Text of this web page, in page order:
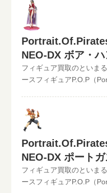
取査定可能!!状態も（開
す。下記のような入力方
といまる。開催中の買取
P.O.P（
↓ハイクオリティフィギ
る。その他【POP】【フ
ピースフィギュア買取価
定の仮買取査定金額に納
込みフォームからお申込
無料の宅配キットが届い
いものが売れます！宅配
からでもお買取り可能で
など全て無料です。JAN
取査定可能!!状態も（開
す。下記のような入力方
といまる。開催中の買取
査定は全て最新の相場で
安心ください。》
NEO-DX クロコダイル
格は4,000円（未開封の
ック・ワークス社長
気エピソード『アラバス
に渡って破るなど、非常
の最新買取価格はコチラ
の頂点P.O.P買取ならと
コチラから↓かんたん買
たら、無料宅配キット申
ださい。といまるから送
ら、ダンボールに商品を
NEO-DX ボア・
フィギュア買取のといま
ースフィギュアP.O.P（
査定は全て最新の相場で
安心ください。》
NEO-DX ボア・ハンコッ
取価格は3,000円（未開
望の海賊女帝が登場。王
賊団船長の「蛇姫」ボア
に溢れた美貎を、イメー
NEO-DX ポート
価格
フィギュア買取のといま
ースフィギュアP.O.P（